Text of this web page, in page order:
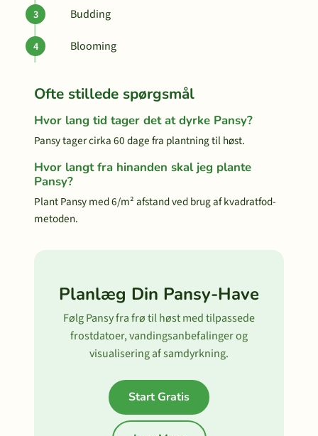
Budding
Blooming
Ofte stillede spørgsmål
Hvor lang tid tager det at dyrke Pansy?
Pansy tager cirka 60 dage fra plantning til høst.
Hvor langt fra hinanden skal jeg plante
Pansy?
Plant Pansy med 6/m² afstand ved brug af kvadratfod-
metoden.
Planlæg Din Pansy-Have
Følg Pansy fra frø til høst med tilpassede
frostdatoer, vandingsanbefalinger og
visualisering af samdyrkning.
Start Gratis